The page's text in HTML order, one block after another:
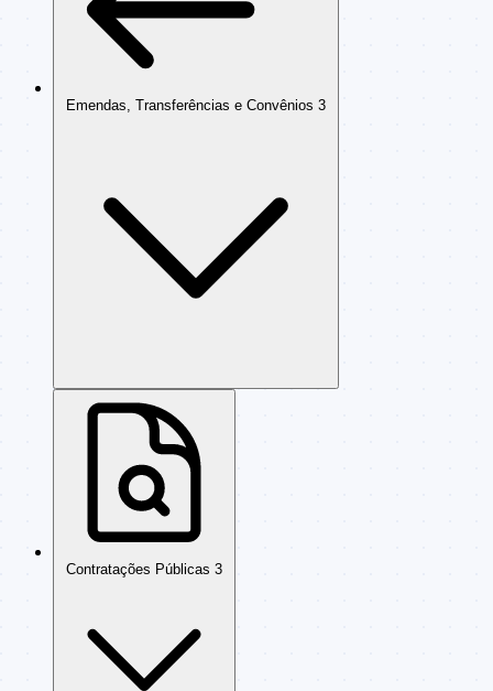
Emendas, Transferências e Convênios 3
Contratações Públicas 3